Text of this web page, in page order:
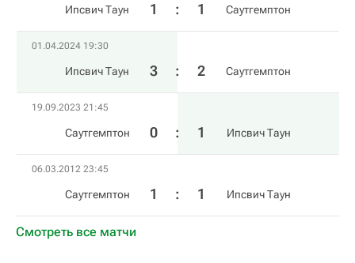
Ипсвич Таун 1 : 1 Саутгемптон
01.04.2024 19:30
Ипсвич Таун 3 : 2 Саутгемптон
19.09.2023 21:45
Саутгемптон 0 : 1 Ипсвич Таун
06.03.2012 23:45
Саутгемптон 1 : 1 Ипсвич Таун
Смотреть все матчи